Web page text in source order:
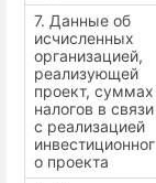
7. Данные об
исчисленных
организацией,
реализующей
проект, суммах
налогов в связи
с реализацией
инвестиционног
о проекта